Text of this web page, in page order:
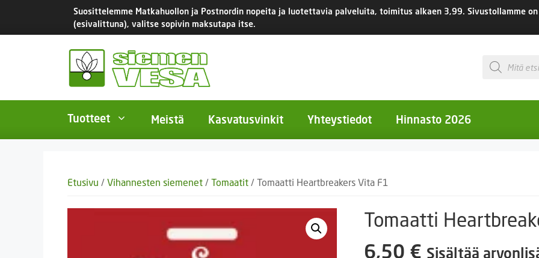
Suosittelemme Matkahuollon ja Postnordin nopeita ja luotettavia palveluita, toimitus alkaen 3,99. Sivustollamme
(esivalittuna), valitse sopivin maksutapa itse.
Products
search
Tuotteet
Salaatit
Kaksivuotiset kukat
Meistä Kasvatusvinkit Yhteystiedot Hinnasto 2026
Etusivu / Vihannesten siemenet / Tomaatit / Tomaatti Heartbreakers Vita F1
Tomaatti
6,50 € Sisältää